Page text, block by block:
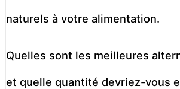
naturels à votre alimentation.
Quelles sont les meilleures
et quelle quantité devriez-vous